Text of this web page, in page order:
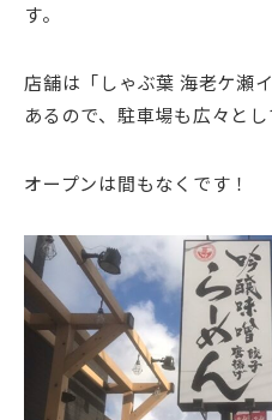
す。
店舗は「しゃぶ葉 海老ケ瀬
あるので、駐車場も広々とし
オープンは間もなくです！